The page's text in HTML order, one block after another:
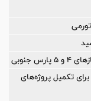
جنوبی
تكمیل پروژه‌های